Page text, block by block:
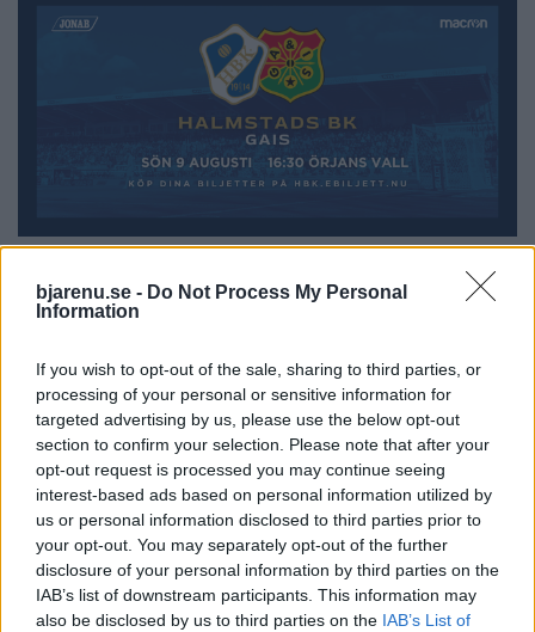
bjarenu.se - Do Not Process My Personal
Information
If you wish to opt-out of the sale, sharing to third parties, or
processing of your personal or sensitive information for
targeted advertising by us, please use the below opt-out
section to confirm your selection. Please note that after your
opt-out request is processed you may continue seeing
interest-based ads based on personal information utilized by
us or personal information disclosed to third parties prior to
your opt-out. You may separately opt-out of the further
disclosure of your personal information by third parties on the
IAB’s list of downstream participants. This information may
also be disclosed by us to third parties on the IAB’s List of